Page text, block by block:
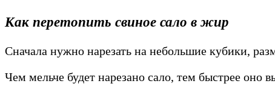
Как перетопить свиное сало в жир
Сначала нужно нарезать на небольшие кубики,
Чем мельче будет нарезано сало, тем быстрее оно